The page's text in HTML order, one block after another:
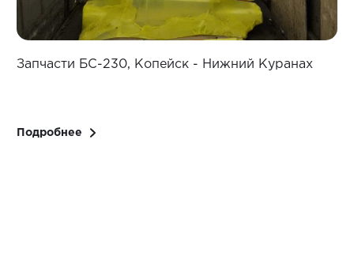
Запчасти БС-230, Копейск - Нижний Куранах
Подробнее